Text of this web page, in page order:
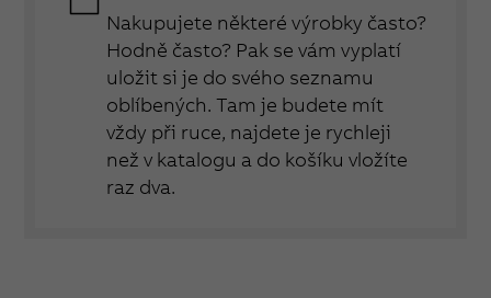
Nakupujete některé výrobky často?
Hodně často? Pak se vám vyplatí
uložit si je do svého seznamu
oblíbených. Tam je budete mít
vždy při ruce, najdete je rychleji
než v katalogu a do košíku vložíte
raz dva.